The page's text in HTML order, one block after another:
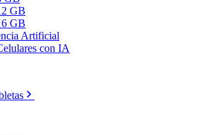
GB
GB
Artificial
con IA